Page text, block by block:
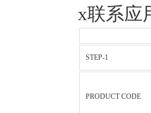
x联系应
STEP-1
PRODUCT CODE